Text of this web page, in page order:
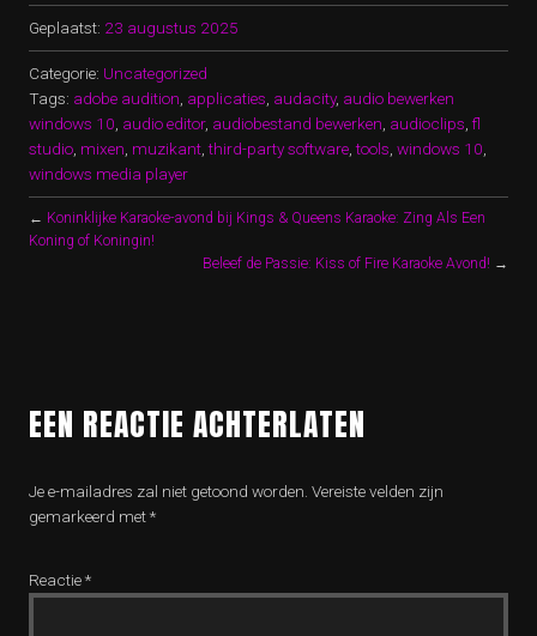
Geplaatst: 23 augustus 2025
Categorie: Uncategorized
Tags: adobe audition applicaties audacity, audio bewerken
windows 10 audio editor, audiobestand bewerken audioclips fl
studio mixen muzikant ,third-party software ,tools windows 10
windows media player
← Koninklijke Karaoke-avond bij Kings & Queens Karaoke: Zing Als Een
Koning of Koningin!
Beleef de Passie: Kiss of Fire Karaoke Avond! →
EEN REACTIE ACHTERLATEN
Je e-mailadres zal niet getoond worden. Vereiste velden zijn
gemarkeerd met*
Reactie*